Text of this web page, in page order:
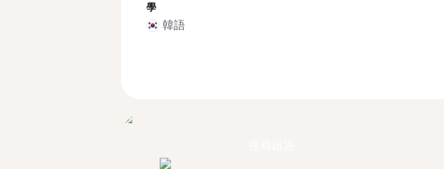
學
韓語